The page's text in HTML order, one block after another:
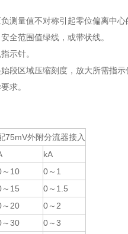
测量值不对称引起零位偏离中心
全范围值绿线，或带状线。
示针。
区域压缩刻度，放大所需指示
求。
75mV外附分流器接入
kA
～10
0～1
～15
0～1.5
～20
0～2
～30
0～3